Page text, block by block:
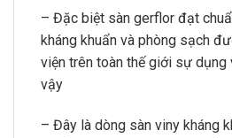
– Đặc biệt sàn gerflor đạt
kháng khuẩn và phòng sạch
viện trên toàn thế giới sự dụng
vậy
– Đây là dòng sàn viny kháng